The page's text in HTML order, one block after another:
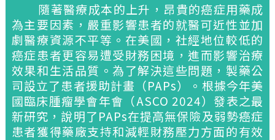
隨著醫療成本的上升，昂貴的癌症用藥成
為主要因素，嚴重影響患者的就醫可近性並加
劇醫療資源不平等。在美國，社經地位較低的
癌症患者更容易遭受財務困境，進而影響治療
效果和生活品質。為了解決這些問題，製藥公
司設立了患者援助計畫（PAPs）。根據今年美
國臨床腫瘤學會年會（ASCO 2024）發表之最
新研究，說明了PAPs在提高無保險及弱勢癌症
患者獲得藥廠支持和減輕財務壓力方面的有效